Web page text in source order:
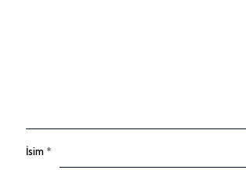
İsim *